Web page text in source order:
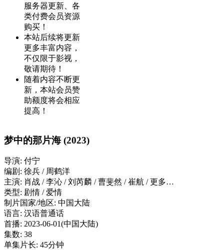
服务器更新、各
类付费会员资源
购买！
本站后续将更新
更多丰富内容，
不仅限于影视，
敬请期待！
随着内容不断更
新，本站会员赞
助额度将会相应
提高！
梦中的那片海 (2023)
导演: 付宁
编剧: 徐兵 / 周鹤洋
主演: 肖战 / 李沁 / 刘芮麟 / 曹斐然 / 崔航 / 更多…
类型: 剧情 / 爱情
制片国家/地区: 中国大陆
语言: 汉语普通话
首播: 2023-06-01(中国大陆)
集数: 38
单集片长: 45分钟